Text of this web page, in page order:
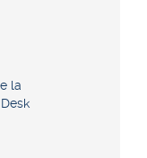
la